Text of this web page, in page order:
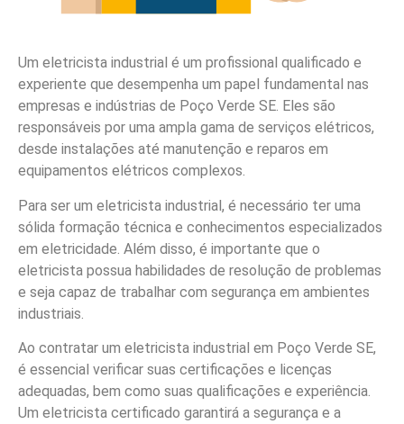
Um eletricista industrial é um profissional qualificado e
experiente que desempenha um papel fundamental nas
empresas e indústrias de Poço Verde SE. Eles são
responsáveis por uma ampla gama de serviços elétricos,
desde instalações até manutenção e reparos em
equipamentos elétricos complexos.
Para ser um eletricista industrial, é necessário ter uma
sólida formação técnica e conhecimentos especializados
em eletricidade. Além disso, é importante que o
eletricista possua habilidades de resolução de problemas
e seja capaz de trabalhar com segurança em ambientes
industriais.
Ao contratar um eletricista industrial em Poço Verde SE,
é essencial verificar suas certificações e licenças
adequadas, bem como suas qualificações e experiência.
Um eletricista certificado garantirá a segurança e a